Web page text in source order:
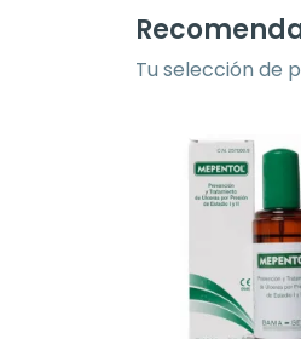
Tu selección de